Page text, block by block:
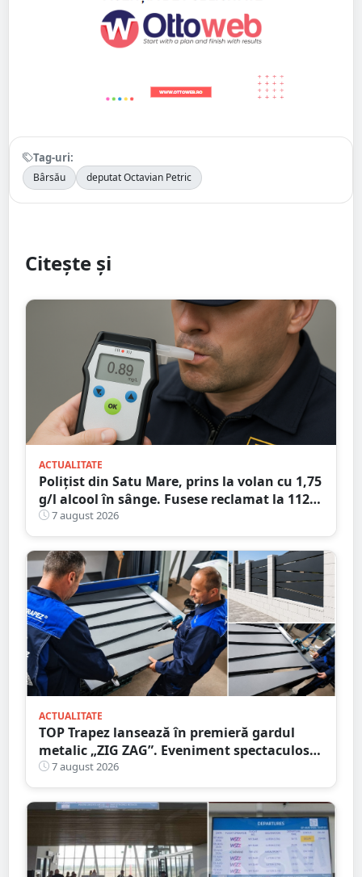
Tag-uri:
Bârsău deputat Octavian Petric
Citește și
ACTUALITATE
Polițist din Satu Mare, prins la volan cu 1,75
g/l alcool în sânge. Fusese reclamat la 112
că circula pe contrasens
7 august 2026
ACTUALITATE
TOP Trapez lansează în premieră gardul
metalic „ZIG ZAG”. Eveniment spectaculos
în Grădina Romei
7 august 2026